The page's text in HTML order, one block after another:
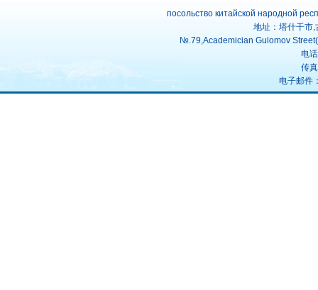
посольство китайской народной
地址：塔什干市
№.79,Academician Gulomov
电
传
电子邮件